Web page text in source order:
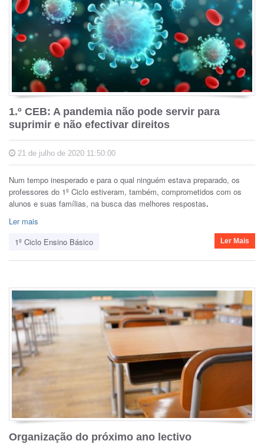
1.º CEB: A pandemia não pode servir para
suprimir e não efectivar direitos
21 de julho de 2020 11:50:00
Num tempo inesperado e para o qual ninguém estava preparado, os
professores do 1º Ciclo estiveram, também, comprometidos com os
alunos e suas famílias, na busca das melhores respostas.
Ler mais
1º Ciclo Ensino Básico
Ler Mais
Organização do próximo ano lectivo